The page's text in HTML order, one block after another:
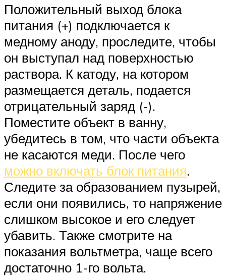
Положительный выход блока
питания (+) подключается к
медному аноду, проследите, чтобы
он выступал над поверхностью
раствора. К катоду, на котором
размещается деталь, подается
отрицательный заряд (-).
Поместите объект в ванну,
убедитесь в том, что части объекта
не касаются меди. После чего
можно включать блок питания.
Следите за образованием пузырей,
если они появились, то напряжение
слишком высокое и его следует
убавить. Также смотрите на
показания вольтметра, чаще всего
достаточно 1-го вольта.